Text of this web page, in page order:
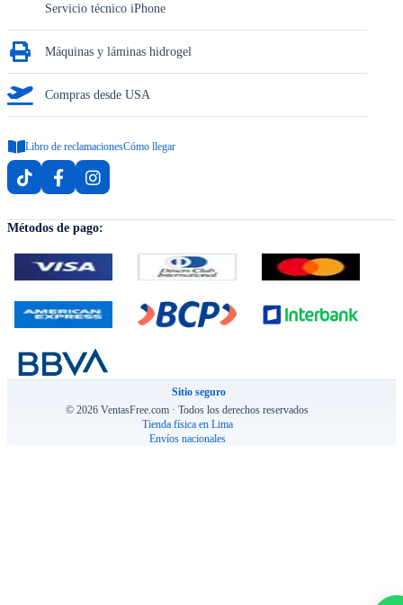
Servicio técnico iPhone
Máquinas y láminas hidrogel
Compras desde USA
Libro de reclamacionesCómo llegar
Métodos de pago:
Sitio seguro
© 2026 VentasFree.com · Todos los derechos reservados
Tienda física en Lima
Envíos nacionales